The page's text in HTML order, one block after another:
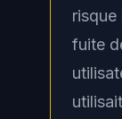
risque
fuite